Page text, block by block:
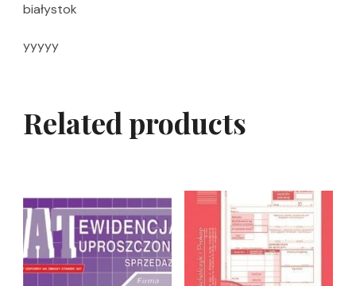
białystok
yyyyy
Related products